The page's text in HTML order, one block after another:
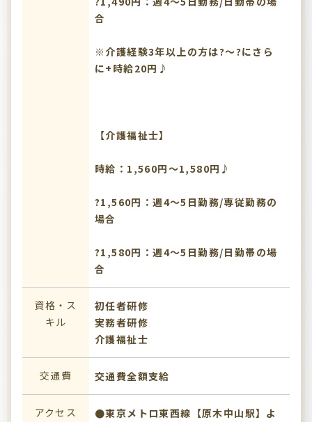
合
※介護経験3年以上の方は?～?にさら
に+時給20円♪
【介護福祉士】
時給：1,560円～1,580円♪
?1,560円：週4～5日勤務/専従勤務の
場合
?1,580円：週4～5日勤務/日勤帯の場
合
資格・ス
キル
初任者研修
実務者研修
介護福祉士
交通費 交通費全額支給
アクセス
●東京メトロ東西線【原木中山駅】よ